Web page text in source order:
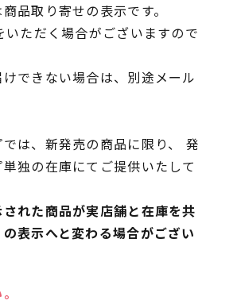
品取り寄せの表示です。
ただく場合がございますので
できない場合は、別途メール
は、新発売の商品に限り、 発
独の在庫にてご提供いたして
れた商品が実店舗と在庫を共
表示へと変わる場合がござい